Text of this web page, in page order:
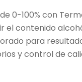
0-100% con
el contenido
para
y control de